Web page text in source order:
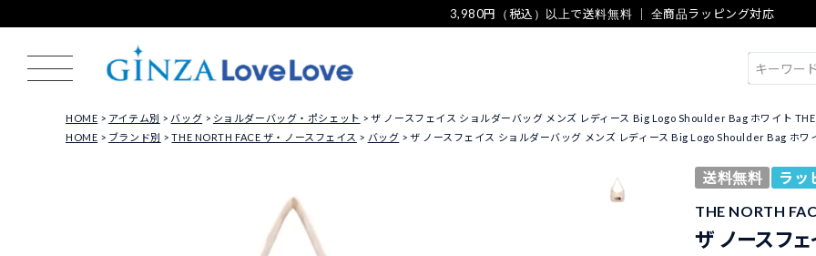
3,980円（税込）以上で送料無料 ｜ 全商品ラッピング対応
HOME アイテム別 バッグ ショルダーバッグ・ポシェット
ザ ノースフェイス ショルダーバッグ メンズ レディース Big Logo Shoulder Bag ホワイト THE
HOME
ブランド別 THE NORTH FACE ザ・ノースフェイス バッグ ザ ノースフェイス ショルダーバッグ メンズ レディース Big Logo Shoulder Bag ホワ
送料無料
ラッ
THE NORTH
ザ ノースフ